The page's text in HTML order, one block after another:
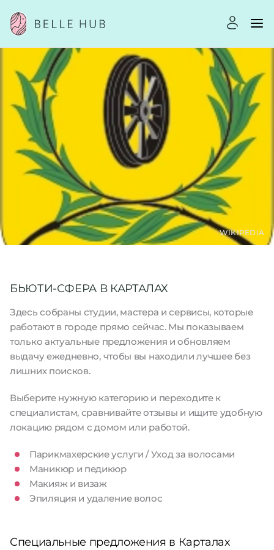
WIKIPEDIA
БЬЮТИ-СФЕРА В КАРТАЛАХ
Здесь собраны студии, мастера и сервисы, которые
работают в городе прямо сейчас. Мы показываем
только актуальные предложения и обновляем
выдачу ежедневно, чтобы вы находили лучшее без
лишних поисков.
Выберите нужную категорию и переходите к
специалистам, сравнивайте отзывы и ищите удобную
локацию рядом с домом или работой.
Парикмахерские услуги / Уход за волосами
Маникюр и педикюр
Макияж и визаж
Эпиляция и удаление волос
Специальные предложения в Карталах